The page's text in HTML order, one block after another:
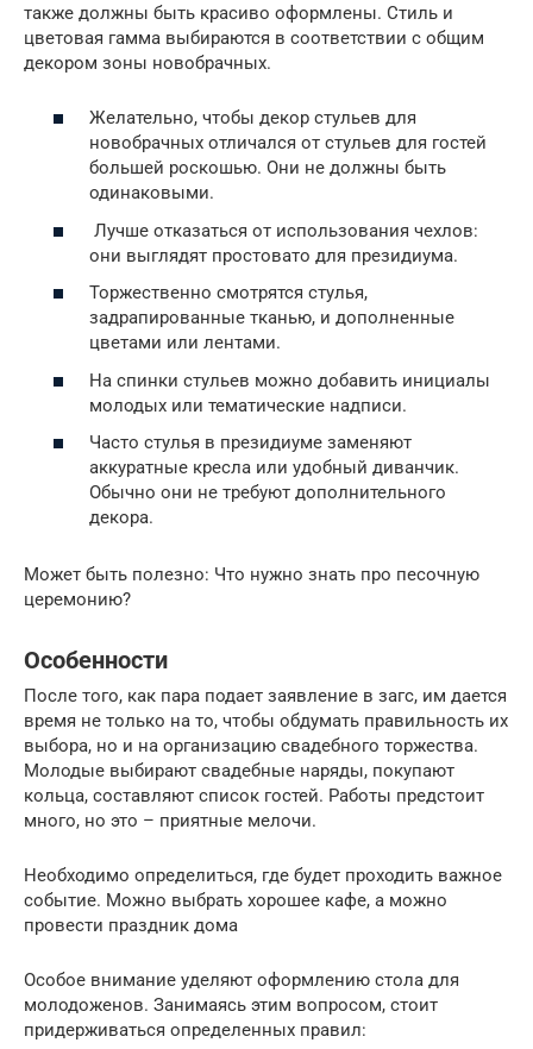
также должны быть красиво оформлены. Стиль и
цветовая гамма выбираются в соответствии с общим
декором зоны новобрачных.
Желательно, чтобы декор стульев для
новобрачных отличался от стульев для гостей
большей роскошью. Они не должны быть
одинаковыми.
Лучше отказаться от использования чехлов:
они выглядят простовато для президиума.
Торжественно смотрятся стулья,
задрапированные тканью, и дополненные
цветами или лентами.
На спинки стульев можно добавить инициалы
молодых или тематические надписи.
Часто стулья в президиуме заменяют
аккуратные кресла или удобный диванчик.
Обычно они не требуют дополнительного
декора.
Может быть полезно: Что нужно знать про песочную
церемонию?
Особенности
После того, как пара подает заявление в загс, им дается
время не только на то, чтобы обдумать правильность их
выбора, но и на организацию свадебного торжества.
Молодые выбирают свадебные наряды, покупают
кольца, составляют список гостей. Работы предстоит
много, но это – приятные мелочи.
Необходимо определиться, где будет проходить важное
событие. Можно выбрать хорошее кафе, а можно
провести праздник дома
Особое внимание уделяют оформлению стола для
молодоженов. Занимаясь этим вопросом, стоит
придерживаться определенных правил: